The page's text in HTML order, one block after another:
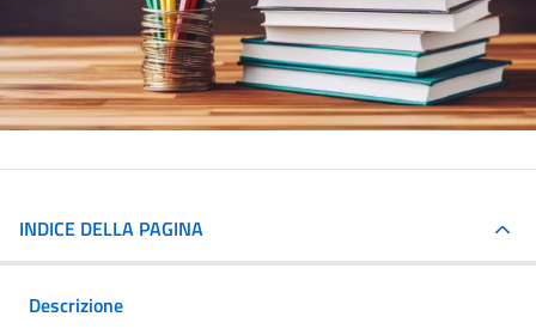
INDICE DELLA PAGINA
Descrizione